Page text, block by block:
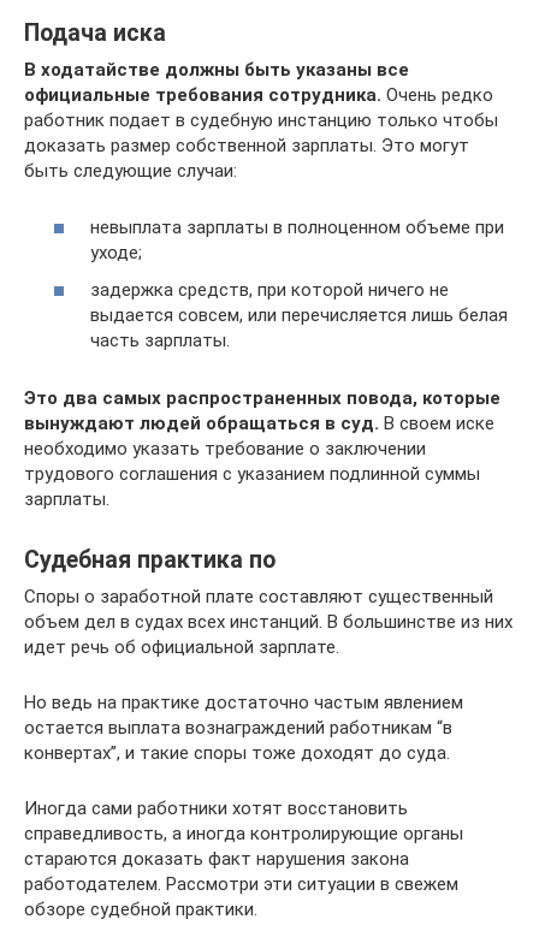
Подача иска
В ходатайстве должны быть указаны все
официальные требования сотрудника. Очень редко
работник подает в судебную инстанцию только чтобы
доказать размер собственной зарплаты. Это могут
быть следующие случаи:
невыплата зарплаты в полноценном объеме при
уходе;
задержка средств, при которой ничего не
выдается совсем, или перечисляется лишь белая
часть зарплаты.
Это два самых распространенных повода, которые
вынуждают людей обращаться в суд. В своем иске
необходимо указать требование о заключении
трудового соглашения с указанием подлинной суммы
зарплаты.
Судебная практика по
Споры о заработной плате составляют существенный
объем дел в судах всех инстанций. В большинстве из них
идет речь об официальной зарплате.
Но ведь на практике достаточно частым явлением
остается выплата вознаграждений работникам “в
конвертах”, и такие споры тоже доходят до суда.
Иногда сами работники хотят восстановить
справедливость, а иногда контролирующие органы
стараются доказать факт нарушения закона
работодателем. Рассмотри эти ситуации в свежем
обзоре судебной практики.